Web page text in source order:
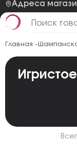
Адреса
Главная -